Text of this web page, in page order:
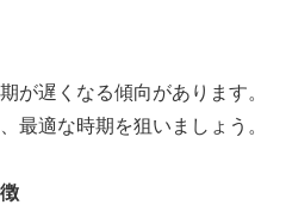
が遅くなる傾向があります。
最適な時期を狙いましょう。